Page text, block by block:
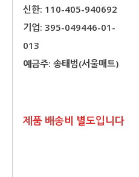
신한: 110-405-940692
기업: 395-049446-01-
013
예금주: 송태범(서울매트)
제품 배송비 별도입니다